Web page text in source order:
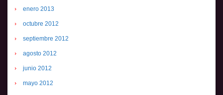
enero 2013
octubre 2012
septiembre 2012
agosto 2012
junio 2012
mayo 2012